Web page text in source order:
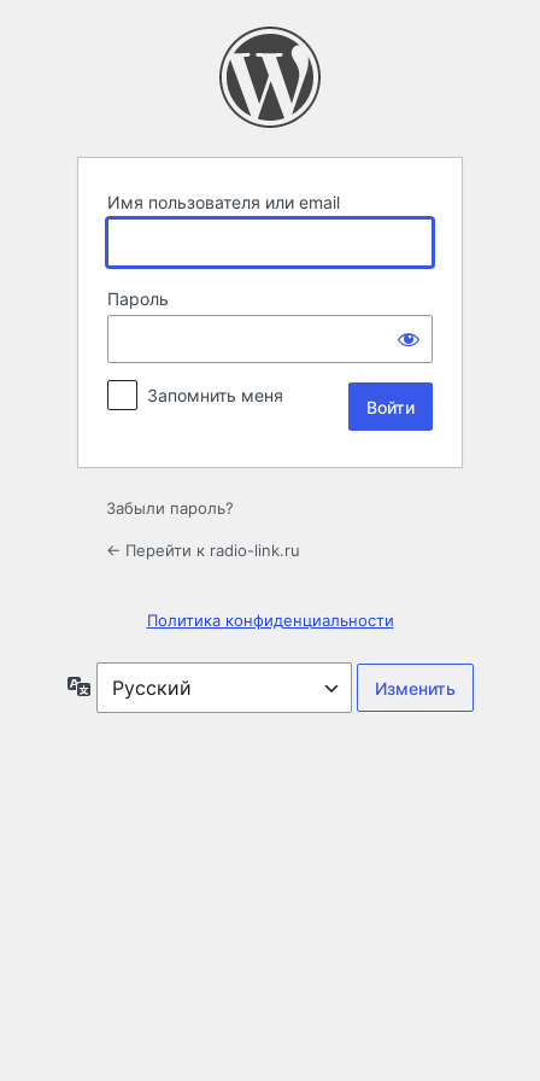
Имя пользователя или email
Пароль
Запомнить меня
Забыли пароль?
← Перейти к radio-link.ru
Политика конфиденциальности
Язык